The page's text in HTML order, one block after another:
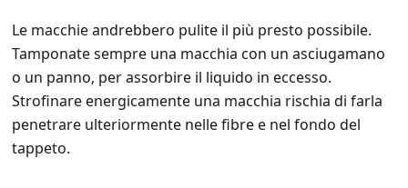
Le macchie andrebbero pulite il più presto possibile.
Tamponate sempre una macchia con un asciugamano
o un panno, per assorbire il liquido in eccesso.
Strofinare energicamente una macchia rischia di farla
penetrare ulteriormente nelle fibre e nel fondo del
tappeto.